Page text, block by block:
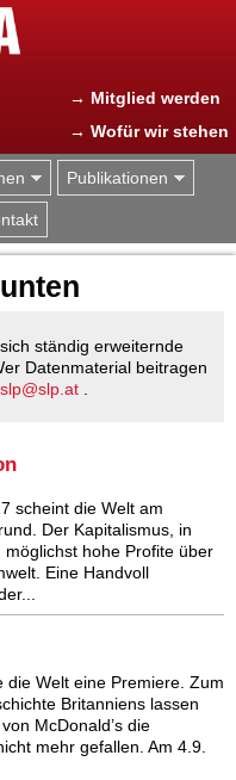
→ Mitglied werden
→ Wofür wir stehen
Publikationen
ständig erweiternde
Datenmaterial beitragen
slp@slp.at
scheint die Welt am
Der Kapitalismus, in
möglichst hohe Profite über
Eine Handvoll
die Welt eine Premiere. Zum
Britanniens lassen
McDonald’s die
mehr gefallen. Am 4.9.